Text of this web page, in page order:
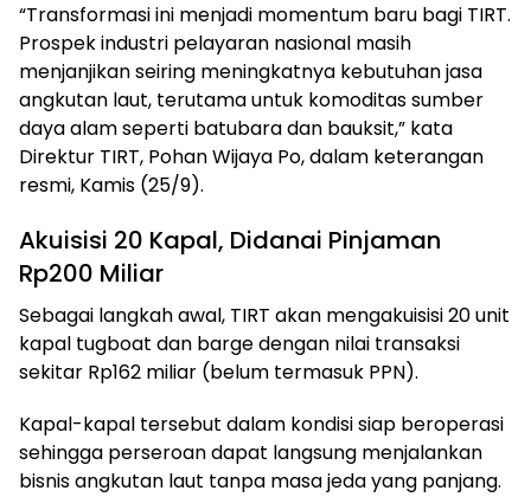
“Transformasi ini menjadi momentum baru bagi TIRT.
Prospek industri pelayaran nasional masih
menjanjikan seiring meningkatnya kebutuhan jasa
angkutan laut, terutama untuk komoditas sumber
daya alam seperti batubara dan bauksit,” kata
Direktur TIRT, Pohan Wijaya Po, dalam keterangan
resmi, Kamis (25/9).
Akuisisi 20 Kapal, Didanai Pinjaman
Rp200 Miliar
Sebagai langkah awal, TIRT akan mengakuisisi 20 unit
kapal tugboat dan barge dengan nilai transaksi
sekitar Rp162 miliar (belum termasuk PPN).
Kapal-kapal tersebut dalam kondisi siap beroperasi
sehingga perseroan dapat langsung menjalankan
bisnis angkutan laut tanpa masa jeda yang panjang.